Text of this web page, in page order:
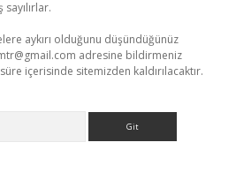
aykırı olduğunu düşündüğünüz
adresine bildirmeniz
içerisinde sitemizden kaldırılacaktır.